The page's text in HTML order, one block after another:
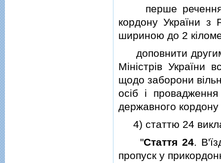
перше речення
кордону України
шириною до 2
доповнити
Мiнiстрiв України
щодо заборони
осiб i
державного кордону
4) статтю 24
"Стаття 24.
пропуск у